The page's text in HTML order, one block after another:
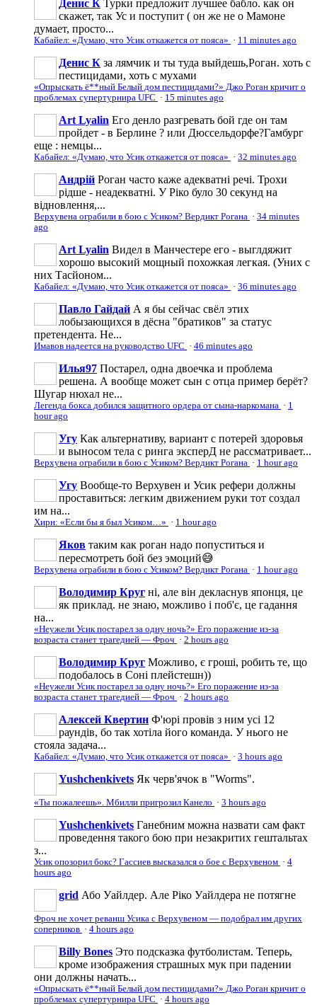
Денис К Турки предложит лучшее бабло. как он
скажет, так Ус и поступит ( он же не о Мамоне
думает, просто...
Кабайел: «Думаю, что Усик откажется от пояса» · 11 minutes ago
Денис К за лямчик и ты туда выйдешь,Роган. хоть с
пестицидами, хоть с мухами
«Опрыскать ё**ный Белый дом пестицидами?» Джо Роган кричит о
проблемах супертурнира UFC · 15 minutes ago
Art Lyalin Его денло разгревать бой где он там
пройдет - в Берлине ? или Дюссельдорфе?Гамбург
еще : немцы...
Кабайел: «Думаю, что Усик откажется от пояса» · 32 minutes ago
Андрій Роган часто каже адекватні речі. Трохи
рідше - неадекватні. У Ріко було 30 секунд на
відновлення,...
Верхувена ограбили в бою с Усиком? Вердикт Рогана · 34 minutes
ago
Art Lyalin Видел в Манчестере его - выглдяжит
хорошо высокий мощный похожкая легкая. (Уних с
них Тасйоном...
Кабайел: «Думаю, что Усик откажется от пояса» · 36 minutes ago
Павло Гайдай А я бы сейчас свёл этих
лобызающихся в дёсна "братиков" за статус
претендента. Не...
Имавов надеется на руководство UFC · 46 minutes ago
Илья97 Постарел, одна двоечка и проблема
решена. А вообще может сын с отца пример берёт?
Шугар нюхал не...
Легенда бокса добился защитного ордера от сына-наркомана · 1
hour ago
Угу Как альтернативу, вариант с потерей здоровья
и выносом тела с ринга эксперД не рассматривает...
Верхувена ограбили в бою с Усиком? Вердикт Рогана · 1 hour ago
Угу Вообще-то Верхувен и Усик рефери должны
проставиться: легким движением руки тот создал
им на...
Хирн: «Если бы я был Усиком…» · 1 hour ago
Яков таким как роган надо попуститься и
пересмотреть бой без эмоций😅
Верхувена ограбили в бою с Усиком? Вердикт Рогана · 1 hour ago
Володимир Круг ні, але він декласнув японця, це
як приклад. не знаю, можливо і поб'є, це гадання
на...
«Неужели Усик постарел за одну ночь?» Его поражение из-за
возраста станет трагедией — Фроч · 2 hours ago
Володимир Круг Можливо, є гроші, робить те, що
подобалось в Соні плейстешн))
«Неужели Усик постарел за одну ночь?» Его поражение из-за
возраста станет трагедией — Фроч · 2 hours ago
Алексей Квертин Ф'юрі провів з ним усі 12
раундів, бо так хотіла його команда. У нього не
стояла задача...
Кабайел: «Думаю, что Усик откажется от пояса» · 3 hours ago
Yushchenkivets Як черв'ячок в "Worms".
«Ты пожалеешь». Мбилли пригрозил Канело · 3 hours ago
Yushchenkivets Ганебним можна назвати сам факт
проведення такого бою при незакритих гештальтах
з...
Усик опозорил бокс? Гассиев высказался о бое с Верхувеном · 4
hours ago
grid Або Уайлдер. Але Ріко Уайлдера не потягне
Фроч не хочет реванш Усика с Верхувеном — подобрал им других
соперников · 4 hours ago
Billy Bones Это подсказка футболистам. Теперь,
кроме изображения страшных мук при падении
они должны начать...
«Опрыскать ё**ный Белый дом пестицидами?» Джо Роган кричит о
проблемах супертурнира UFC · 4 hours ago